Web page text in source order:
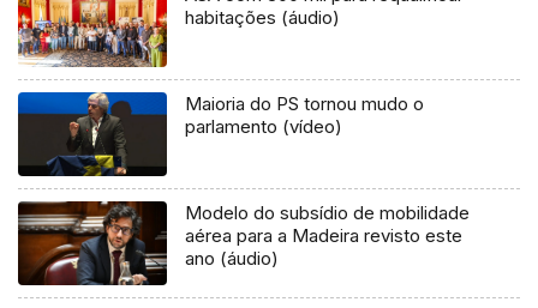
habitações (áudio)
Maioria do PS tornou mudo o
parlamento (vídeo)
Modelo do subsídio de mobilidade
aérea para a Madeira revisto este
ano (áudio)